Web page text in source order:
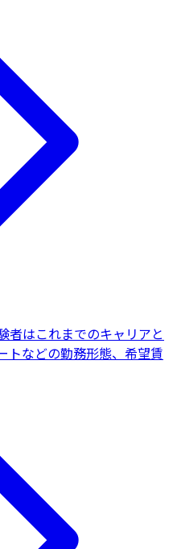
者はこれまでのキャリアと
トなどの勤務形態、希望賃